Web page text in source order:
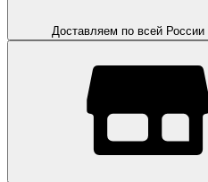
Доставляем по всей России